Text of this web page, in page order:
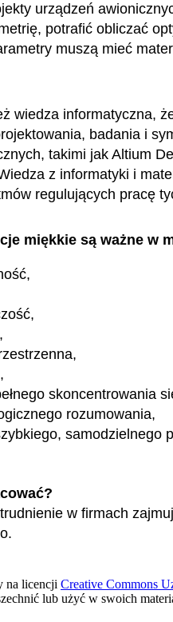
urządzeń
potrafić obliczać
muszą mieć
wiedza informatyczna,
badania i
takimi jak Altium
z informatyki i
regulujących pracę
miękkie są ważne w
skoncentrowania
rozumowania,
samodzielnego
w firmach
na licencji Creative Commons
lub użyć w swoich